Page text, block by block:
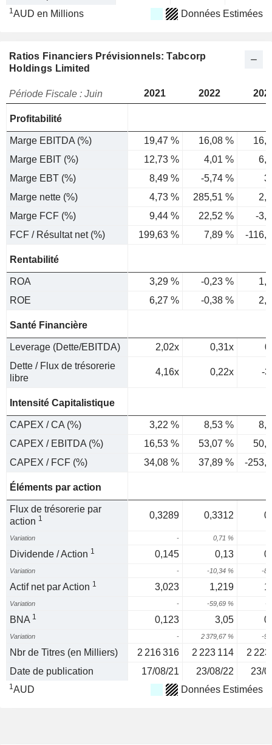
1AUD en Millions Données Estimées
Ratios Financiers Prévisionnels: Tabcorp
Holdings Limited
Période Fiscale : Juin 2021 2022
Profitabilité
Marge EBITDA (%) 19,47 % 16,08 %
Marge EBIT (%)
12,73 % 4,01 %
Marge EBT (%)
8,49 % -5,74 %
Marge nette (%)
4,73 % 285,51 %
Marge FCF (%)
9,44 % 22,52 %
-
FCF / Résultat net (%)
199,63 % 7,89 % -
Rentabilité
ROA 3,29 % -0,23 %
ROE
6,27 % -0,38 %
Santé Financière
Leverage (Dette/EBITDA) 2,02x 0,31x
Dette / Flux de trésorerie
libre
4,16x 0,22x -
Intensité Capitalistique
CAPEX / CA (%) 3,22 % 8,53 %
CAPEX / EBITDA (%)
16,53 % 53,07 %
CAPEX / FCF (%)
34,08 % 37,89 % -
Éléments par action
Flux de trésorerie par
action 1 0,3289 0,3312
Variation - 0,71 %
Dividende / Action 1 0,145 0,13
Variation - -10,34 % -
Actif net par Action 1 3,023 1,219
Variation - -59,69 % -
BNA 1 0,123 3,05
Variation - 2 379,67 % -
Nbr de Titres (en Milliers) 2 216 316 2 223 114
2
Date de publication
17/08/21 23/08/22 23/
1AUD Données Estimées